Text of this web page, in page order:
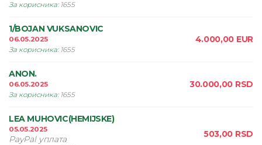
За корисника: 1655
1/BOJAN VUKSANOVIC
06.05.2025
За корисника: 1655
4.000,00 EUR
ANON.
06.05.2025
За корисника: 1655
30.000,00 RSD
LEA MUHOVIC(HEMIJSKE)
05.05.2025
PayPal уплата 503,00 RSD